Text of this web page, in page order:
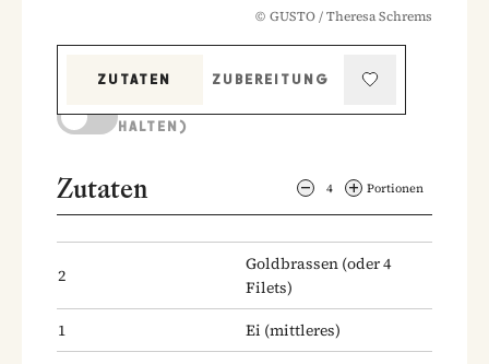
© GUSTO / Theresa Schrems
ZUTATEN
ZUBEREITUNG
HALTEN)
Zutaten 4 Portionen
2
Goldbrassen (oder 4
Filets)
1
Ei (mittleres)